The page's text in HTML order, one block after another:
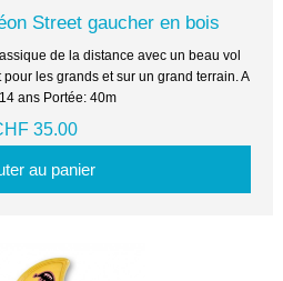
Street gaucher en bois
de la distance avec un beau vol
les grands et sur un grand terrain. A
ans Portée: 40m
35.00
au panier